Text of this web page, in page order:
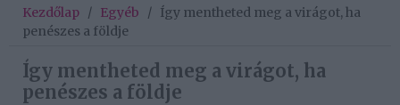
Kezdőlap / Egyéb / Így mentheted meg a virágot, ha
penészes a földje
Így mentheted meg a virágot, ha
penészes a földje